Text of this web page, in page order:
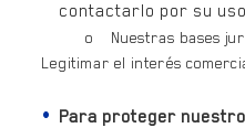
contactarlo por su
o Nuestras bases
Legitimar el interés
Para proteger